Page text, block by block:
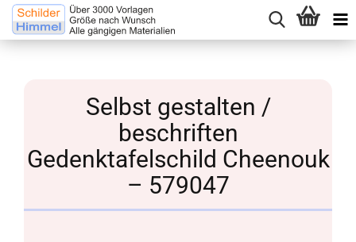
Selbst gestalten /
beschriften
Gedenktafelschild Cheenouk
– 579047